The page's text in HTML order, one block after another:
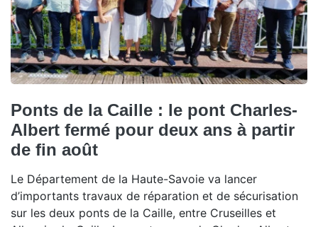
Ponts de la Caille : le pont Charles-
Albert fermé pour deux ans à partir
de fin août
Le Département de la Haute-Savoie va lancer
d’importants travaux de réparation et de sécurisation
sur les deux ponts de la Caille, entre Cruseilles et